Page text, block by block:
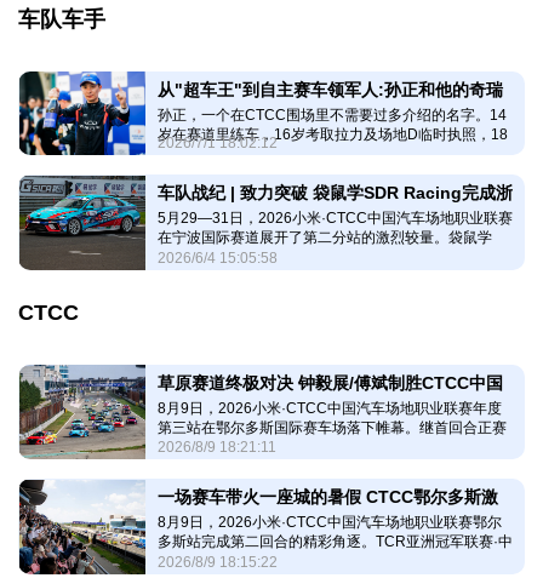
车队车手
从"超车王"到自主赛车领军人:孙正和他的奇瑞
艾瑞泽8
孙正，一个在CTCC围场里不需要过多介绍的名字。14
岁在赛道里练车，16岁考取拉力及场地D临时执照，18
岁正式开始赛车生涯，21岁获得英国F3年度总冠军。早
年征战CTCC时，他曾在江苏盐城站连超27辆车，在媒
体口中留下了一个标签——“超车王”。
2026/7/1 18:02:12
车队战纪 | 致力突破 袋鼠学SDR Racing完成浙
江宁波站竞逐
5月29—31日，2026小米·CTCC中国汽车场地职业联赛
在宁波国际赛道展开了第二分站的激烈较量。袋鼠学
SDR Racing车队的刘森/宋洁车组出征CTCC中国杯，
2026/6/4 15:05:58
CTCC
草原赛道终极对决 钟毅展/傅斌制胜CTCC中国
杯
8月9日，2026小米·CTCC中国汽车场地职业联赛年度
第三站在鄂尔多斯国际赛车场落下帷幕。继首回合正赛
的巅峰对决后，CTCC中国杯各路实力车手在次回合正
2026/8/9 18:21:11
一场赛车带火一座城的暑假 CTCC鄂尔多斯激
情上演
8月9日，2026小米·CTCC中国汽车场地职业联赛鄂尔
多斯站完成第二回合的精彩角逐。TCR亚洲冠军联赛·中
国锦标赛（以下简称TCR China）、CTCC中国杯和合
2026/8/9 18:15:22